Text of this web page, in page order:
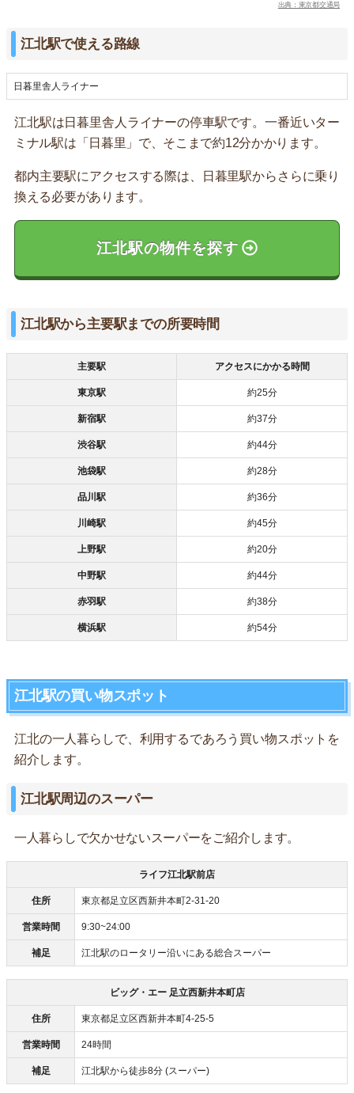
出典：東京都交通局
江北駅で使える路線
日暮里舎人ライナー
江北駅は日暮里舎人ライナーの停車駅です。一番近いター
ミナル駅は「日暮里」で、そこまで約12分かかります。
都内主要駅にアクセスする際は、日暮里駅からさらに乗り
換える必要があります。
江北駅の物件を探す
江北駅から主要駅までの所要時間
主要駅 アクセスにかかる時間
東京駅 約25分
新宿駅 約37分
渋谷駅 約44分
池袋駅 約28分
品川駅 約36分
川崎駅 約45分
上野駅 約20分
中野駅 約44分
赤羽駅 約38分
横浜駅 約54分
江北駅の買い物スポット
江北の一人暮らしで、利用するであろう買い物スポットを
紹介します。
江北駅周辺のスーパー
一人暮らしで欠かせないスーパーをご紹介します。
ライフ江北駅前店
住所 東京都足立区西新井本町2-31-20
営業時間 9:30~24:00
補足 江北駅のロータリー沿いにある総合スーパー
ビッグ・エー 足立西新井本町店
住所 東京都足立区西新井本町4-25-5
営業時間 24時間
補足 江北駅から徒歩8分 (スーパー)